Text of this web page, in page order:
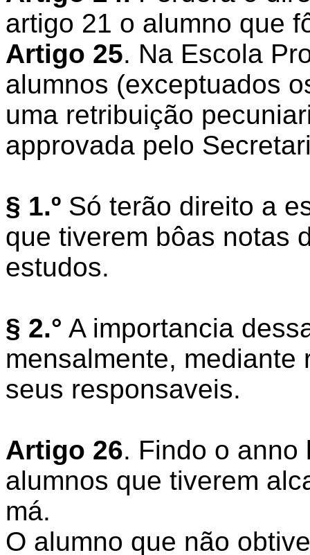
artigo 21 o alumno que
Artigo 25. Na Escola
alumnos (exceptuados
uma retribuição
approvada pelo
§ 1.º Só terão direito a
que tiverem bôas notas
estudos.
§ 2.° A importancia
mensalmente,
seus responsaveis.
Artigo 26. Findo o anno
alumnos que tiverem
má.
O alumno que não